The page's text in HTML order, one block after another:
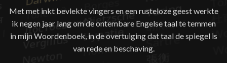
Met met inkt bevlekte vingers en een rusteloze geest werkte
ik negen jaar lang om de ontembare Engelse taal te temmen
in mijn Woordenboek, in de overtuiging dat taal de spiegel is
van rede en beschaving.